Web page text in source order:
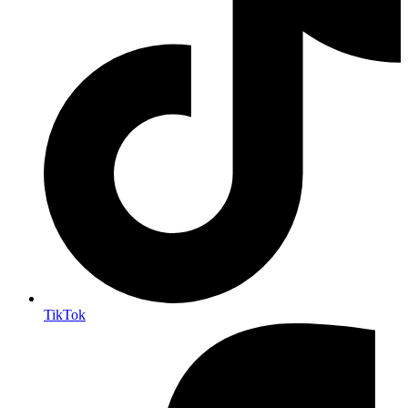
TikTok